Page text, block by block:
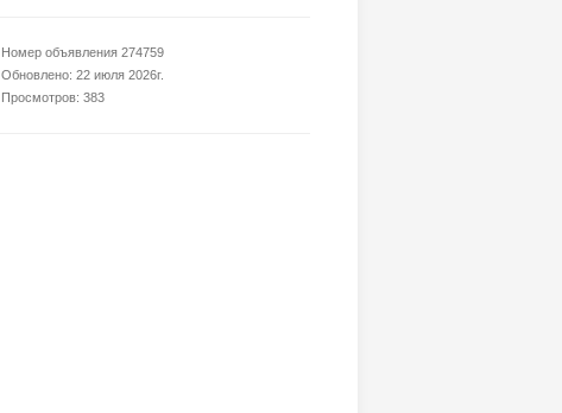
Номер объявления 274759
Обновлено: 22 июля 2026г.
Просмотров: 383